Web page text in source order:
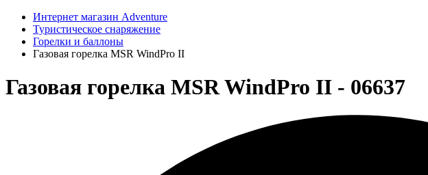
Интернет магазин Adventure
Туристическое снаряжение
Горелки и баллоны
Газовая горелка MSR WindPro II
Газовая горелка MSR WindPro II - 06637